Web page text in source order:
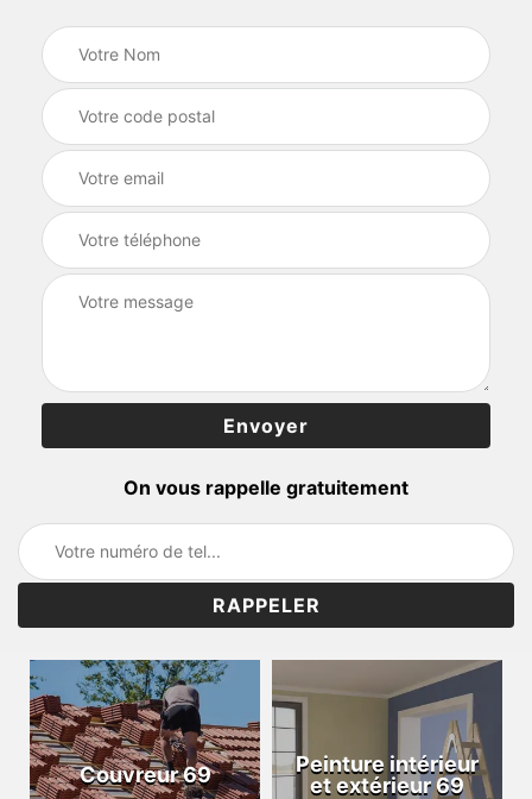
On vous rappelle gratuitement
Couvreur 69
Peinture intérieur
et extérieur 69